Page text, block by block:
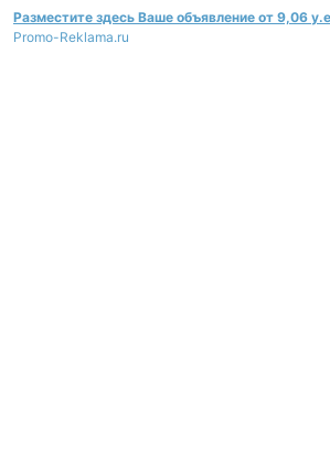
Разместите здесь Ваше объявление от 9,06
Promo-Reklama.ru